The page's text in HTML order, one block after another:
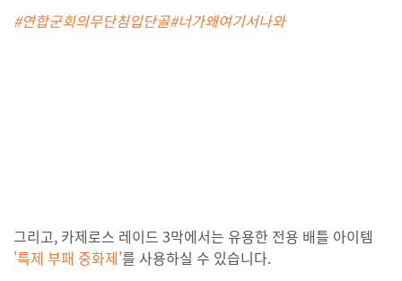
#연합군회의무단침입단골#너가왜여기서나와
그리고, 카제로스 레이드 3막에서는 유용한 전용 배틀 아이템
'특제 부패 중화제'를 사용하실 수 있습니다.